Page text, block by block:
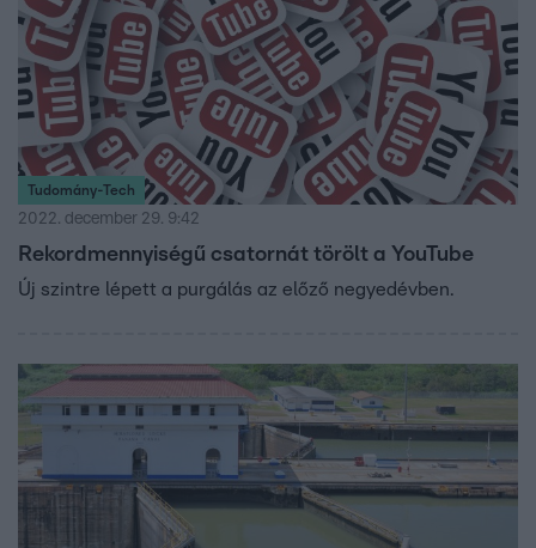
Tudomány-Tech
2022. december 29. 9:42
Rekordmennyiségű csatornát törölt a YouTube
Új szintre lépett a purgálás az előző negyedévben.